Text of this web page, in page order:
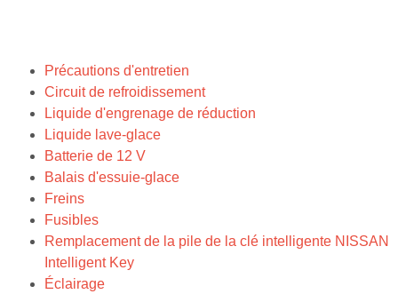
Précautions d'entretien
Circuit de refroidissement
Liquide d'engrenage de réduction
Liquide lave-glace
Batterie de 12 V
Balais d'essuie-glace
Freins
Fusibles
Remplacement de la pile de la clé intelligente NISSAN
Intelligent Key
Éclairage